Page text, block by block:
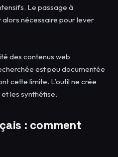
Le passage à
alors nécessaire pour lever
des contenus web
est peu documentée
cette limite. L’outil ne crée
les synthétise.
: comment